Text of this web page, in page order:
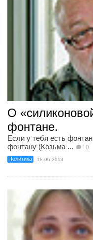
О
фонтане.
Если у тебя есть
фонтану (Козьма ...
10
Политика 18.06.2013